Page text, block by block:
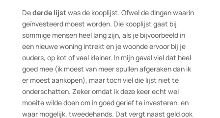
Dederde lijstwas de kooplijst. Ofwel de dingen waarin
geïnvesteerd moest worden. Die kooplijst gaat bij
sommige mensen heel lang zijn, als je bijvoorbeeld in
een nieuwe woning intrekt en je woonde ervoor bij je
ouders, op kot of veel kleiner. In mijn geval viel dat heel
goed mee (ik moest van meer spullen afgeraken dan ik
er moest aankopen), maar toch viel die lijst niet te
onderschatten. Zeker omdat ik deze keer echt wel
moeite wilde doen om in goed gerief te investeren, en
waar mogelijk, tweedehands. Dat vergt naast geld ook